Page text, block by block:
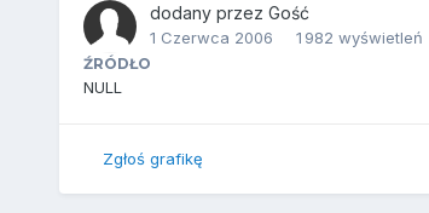
dodany przez Gość
1 Czerwca 2006 1 982 wyświetleń
ŹRÓDŁO
NULL
Zgłoś grafikę